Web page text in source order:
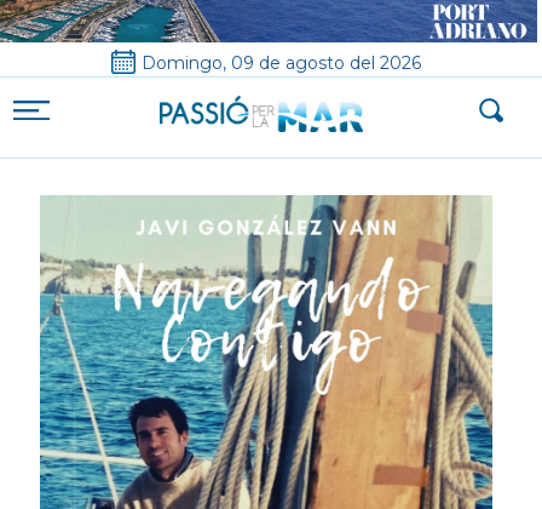
Domingo, 09 de agosto del 2026